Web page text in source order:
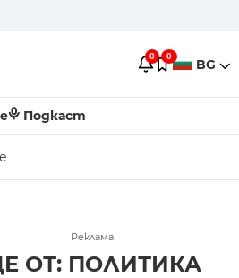
0 0 BG
Подкаст
Реклама
ОТ: ПОЛИТИКА